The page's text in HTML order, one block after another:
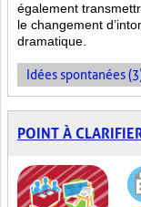
également
le changement
dramatique.
Idées spontanées
POINT À